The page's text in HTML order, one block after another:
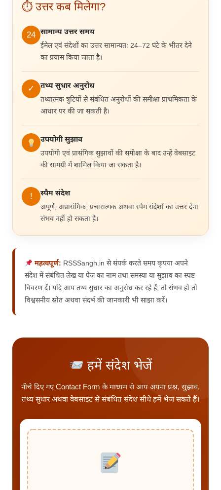
⏱ उत्तर कब मिलेगा?
24 सामान्य उत्तर समय
ईमेल एवं संदेशों का उत्तर सामान्यतः 24–72 घंटे के भीतर देने
का प्रयास किया जाता है।
✓ तथ्य सुधार अनुरोध
तथ्यात्मक त्रुटियों से संबंधित अनुरोधों की समीक्षा प्राथमिकता के
आधार पर की जा सकती है।
उपयोगी सुझाव
उपयोगी एवं प्रासंगिक सुझावों की समीक्षा के बाद उन्हें वेबसाइट
की सामग्री में शामिल किया जा सकता है।
! स्पैम संदेश
अपूर्ण, अप्रासंगिक, प्रचारात्मक अथवा स्पैम संदेशों का उत्तर देना
संभव नहीं हो सकता है।
महत्वपूर्ण: RSSSangh.in से संपर्क करते समय कृपया अपने
संदेश में संबंधित लेख या पेज का नाम तथा समस्या या सुझाव का स्पष्ट
विवरण दें। यदि आप तथ्य सुधार का अनुरोध कर रहे हैं, तो संभव हो तो
विश्वसनीय स्रोत अथवा संदर्भ की जानकारी भी साझा करें।
हमें संदेश भेजें
नीचे दिए गए Contact Form के माध्यम से आप अपना प्रश्न, सुझाव,
तथ्य सुधार अथवा वेबसाइट से संबंधित संदेश सीधे हमें भेज सकते हैं।